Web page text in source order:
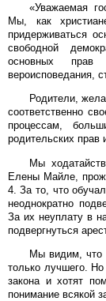
«Уважаемая
Мы, как
придерживаться
свободной
основных
вероисповедания,
Родители,
соответственно
процессам,
родительских прав
Мы
Елены Майле,
4. За то, что обучали своих детей дома, они в течение полутора лет
неоднократно
За их неуплату в
подвергнуться
Мы видим, что
только лучшего.
закона и хотят
понимание всякой